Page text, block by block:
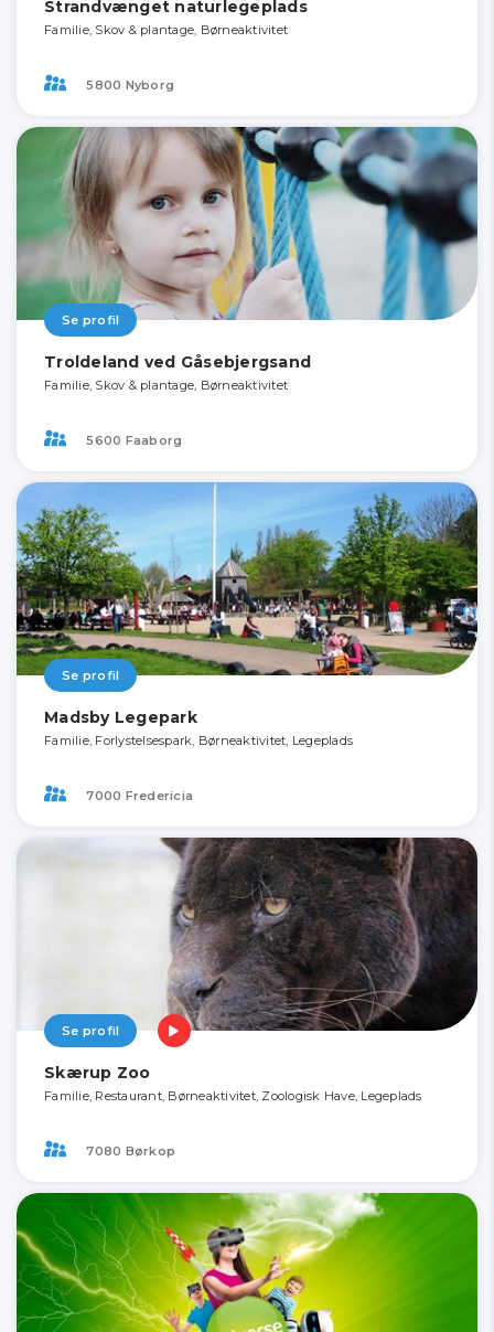
Strandvænget naturlegeplads
Familie, Skov & plantage, Børneaktivitet
5800 Nyborg
Se profil
Troldeland ved Gåsebjergsand
Familie, Skov & plantage, Børneaktivitet
5600 Faaborg
Se profil
Madsby Legepark
Familie, Forlystelsespark, Børneaktivitet, Legeplads
7000 Fredericia
Se profil
Skærup Zoo
Familie, Restaurant, Børneaktivitet, Zoologisk Have, Legeplads
7080 Børkop